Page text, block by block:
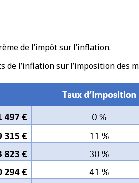
de l’impôt sur l’inflation.
de l’inflation sur l’imposition des